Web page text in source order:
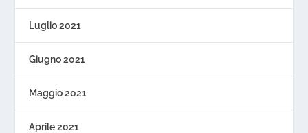
Luglio 2021
Giugno 2021
Maggio 2021
Aprile 2021